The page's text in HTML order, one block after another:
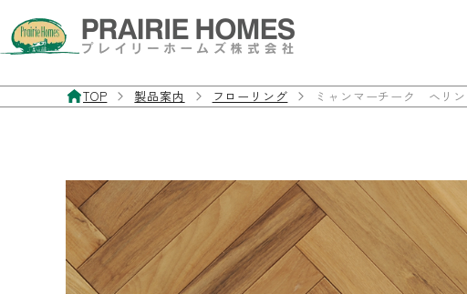
フローリング
無垢フローリング
よくあるご質問
製品マニュアル
施工事例
私たちの想い
経年美化
お問い合わせフォーム
TOP 製品案内 フローリング ミャンマーチーク ヘリ